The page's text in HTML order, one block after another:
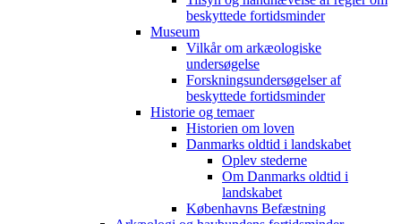
beskyttede fortidsminder
Museum
Vilkår om arkæologiske
undersøgelse
Forskningsundersøgelser af
beskyttede fortidsminder
Historie og temaer
Historien om loven
Danmarks oldtid i landskabet
Oplev stederne
Om Danmarks oldtid i
landskabet
Københavns Befæstning